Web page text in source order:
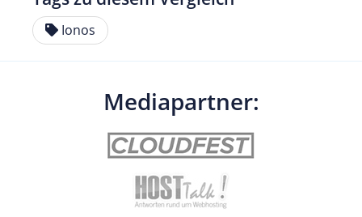
Ionos
Mediapartner: